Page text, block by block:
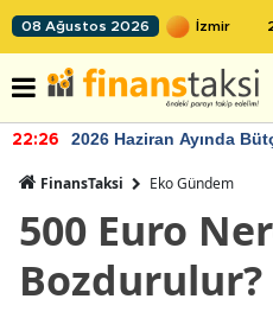
08 Ağustos 2026
22:26 2026 Haziran Ayında
FinansTaksi Eko Gündem
500 Euro
Bozdurulur?